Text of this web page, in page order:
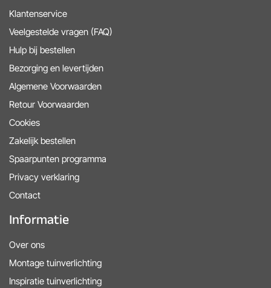
Klantenservice
Veelgestelde vragen (FAQ)
Hulp bij bestellen
Bezorging en levertijden
Algemene Voorwaarden
Retour Voorwaarden
Cookies
Zakelijk bestellen
Spaarpunten programma
Privacy verklaring
Contact
Informatie
Over ons
Montage tuinverlichting
Inspiratie tuinverlichting